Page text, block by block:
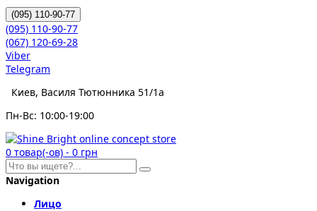
(095) 110-90-77
(095) 110-90-77
(067) 120-69-28
Viber
Telegram
Киев, Василя Тютюнника 51/1а
Пн-Вс: 10:00-19:00
0 товар(-ов) - 0 грн
Navigation
Лицо